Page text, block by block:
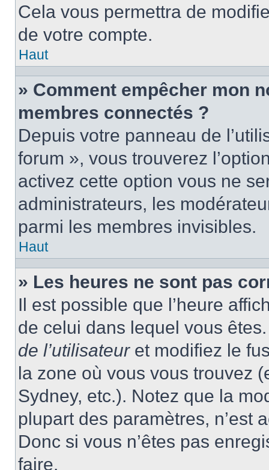
Cela vous permettra de
de votre compte.
Haut
» Comment empêcher mon
membres connectés ?
Depuis votre panneau de
forum », vous trouverez
activez cette option vous ne
administrateurs, les
parmi les membres invisibles.
Haut
» Les heures ne sont pas
Il est possible que l’heure
de celui dans lequel vous
de l’utilisateuret modifiez le
la zone où vous vous trouvez
Sydney, etc.). Notez que la
plupart des paramètres, n’est
Donc si vous n’êtes pas
faire.